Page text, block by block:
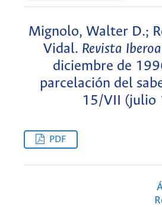
Mignolo, Walter D.;
Vidal. Revista
diciembre de
parcelación del
15/VII (julio
PDF